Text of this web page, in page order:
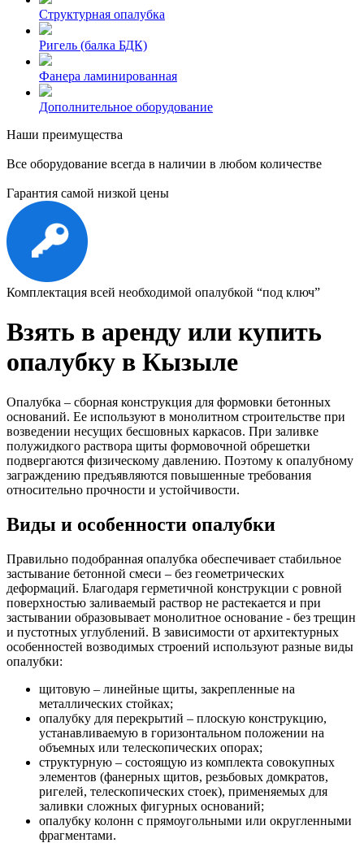
Структурная опалубка
Ригель (балка БДК)
Фанера ламинированная
Дополнительное оборудование
Наши преимущества
Все оборудование всегда в наличии в любом количестве
Гарантия самой низкой цены
Комплектация всей необходимой опалубкой “под ключ”
Взять в аренду или купить
опалубку в Кызыле
Опалубка – сборная конструкция для формовки бетонных
оснований. Ее используют в монолитном строительстве при
возведении несущих бесшовных каркасов. При заливке
полужидкого раствора щиты формовочной обрешетки
подвергаются физическому давлению. Поэтому к опалубному
заграждению предъявляются повышенные требования
относительно прочности и устойчивости.
Виды и особенности опалубки
Правильно подобранная опалубка обеспечивает стабильное
застывание бетонной смеси – без геометрических
деформаций. Благодаря герметичной конструкции с ровной
поверхностью заливаемый раствор не растекается и при
застывании образовывает монолитное основание - без трещин
и пустотных углублений. В зависимости от архитектурных
особенностей возводимых строений используют разные виды
опалубки:
щитовую – линейные щиты, закрепленные на
металлических стойках;
опалубку для перекрытий – плоскую конструкцию,
устанавливаемую в горизонтальном положении на
объемных или телескопических опорах;
структурную – состоящую из комплекта совокупных
элементов (фанерных щитов, резьбовых домкратов,
ригелей, телескопических стоек), применяемых для
заливки сложных фигурных оснований;
опалубку колонн с прямоугольными или округленными
фрагментами.